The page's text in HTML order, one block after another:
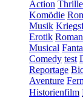
Action
Komödie
Musik
Erotik
Musical
Comedy test
Reportage
Aventure
Historienfilm